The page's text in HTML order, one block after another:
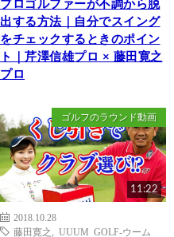
プロゴルファーが不調から脱
出する方法｜自分でスイング
をチェックするときのポイン
ト｜芹澤信雄プロ × 藤田寛之
プロ
ゴルフのラウンド動画
11:22
2018.10.28
藤田寛之
UUUM GOLF-ウーム